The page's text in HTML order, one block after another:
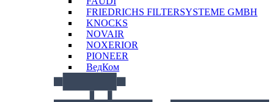
FRIEDRICHS FILTERSYSTEME GMBH
KNOCKS
NOVAIR
NOXERIOR
PIONEER
ВедКом